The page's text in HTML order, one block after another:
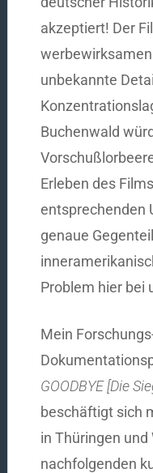
akzeptiert! Der
unbekannte
Buchenwald
Erleben des
entsprechenden
genaue
Problem hier bei
Mein
GOODBYE [Die
beschäftigt sich
in Thüringen
nachfolgenden